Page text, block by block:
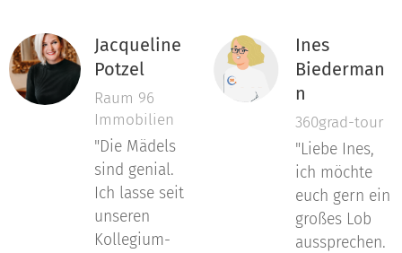
Jacqueline
Potzel
Raum 96
Immobilien
"Die Mädels
sind genial.
Ich lasse seit
unseren
Kollegium-
Ines
Biederman
n
360grad-tour
"Liebe Ines,
ich möchte
euch gern ein
großes Lob
aussprechen.